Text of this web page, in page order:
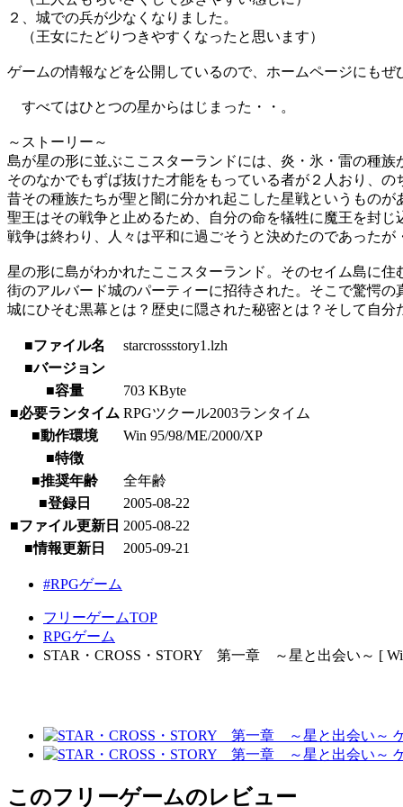
２、城での兵が少なくなりました。
（王女にたどりつきやすくなったと思います）
ゲームの情報などを公開しているので、ホームページにもぜ
すべてはひとつの星からはじまった・・。
～ストーリー～
島が星の形に並ぶここスターランドには、炎・氷・雷の種族
そのなかでもずば抜けた才能をもっている者が２人おり、
昔その種族たちが聖と闇に分かれ起こした星戦というものが
聖王はその戦争と止めるため、自分の命を犠牲に魔王を封じ
戦争は終わり、人々は平和に過ごそうと決めたのであったが
星の形に島がわかれたここスターランド。そのセイム島に住
街のアルバード城のパーティーに招待された。そこで驚愕の
城にひそむ黒幕とは？歴史に隠された秘密とは？そして自分
■ファイル名
starcrossstory1.lzh
■バージョン
■容量
703 KByte
■必要ランタイム RPGツクール2003ランタイム
■動作環境
Win 95/98/ME/2000/XP
■特徴
■推奨年齢
全年齢
■登録日
2005-08-22
■ファイル更新日 2005-08-22
■情報更新日
2005-09-21
#RPGゲーム
フリーゲームTOP
RPGゲーム
STAR・CROSS・STORY 第一章 ～星と出会い～ [
このフリーゲームのレビュー